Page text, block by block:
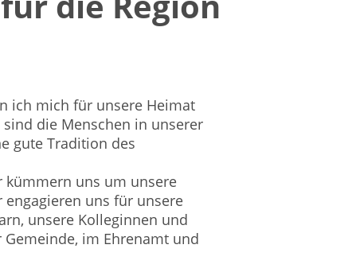
ich mich für unsere Heimat
sind die Menschen in unserer
gute Tradition des
kümmern uns um unsere
uns für unsere
unsere Kolleginnen und
im Ehrenamt und